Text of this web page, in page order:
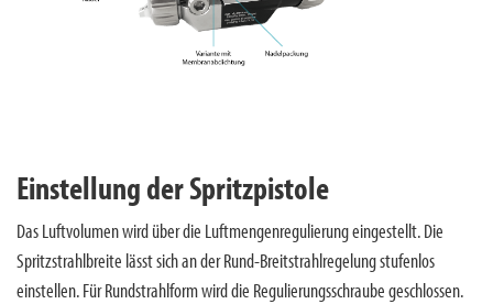
Einstellung der Spritzpistole
Das Luftvolumen wird über die Luftmengenregulierung eingestellt. Die
Spritzstrahlbreite lässt sich an der Rund-Breitstrahlregelung stufenlos
einstellen. Für Rundstrahlform wird die Regulierungsschraube geschlossen.